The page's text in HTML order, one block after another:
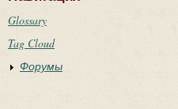
Glossary
Tag Cloud
Форумы